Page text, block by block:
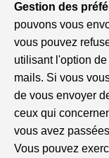
Gestion des
pouvons vous
vous pouvez
utilisant l'option
mails. Si vous
de vous envoyer
ceux qui
vous avez
Vous pouvez